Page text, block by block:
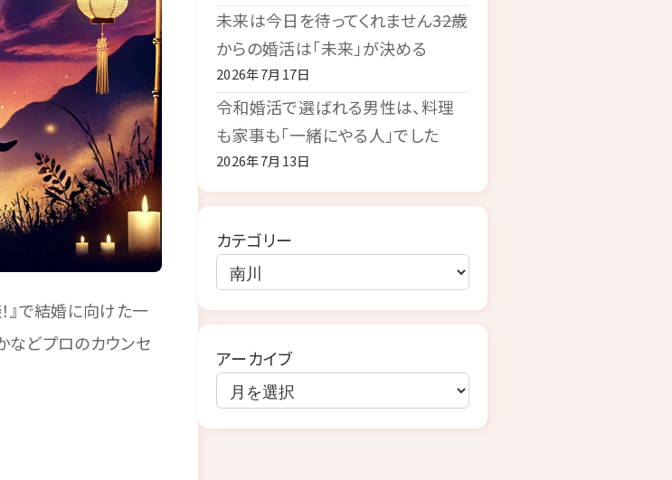
』で結婚に向けた一
などプロのカウンセ
未来は今日を待ってくれません――32歳
からの婚活は「未来」が決める
2026年7月17日
令和婚活で選ばれる男性は、料理
も家事も「一緒にやる人」でした
2026年7月13日
カテゴリー
アーカイブ